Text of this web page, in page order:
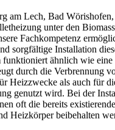
am Lech, Bad
unter den
Fachkompetenz
sorgfältige Installation
funktioniert ähnlich wie
durch die Verbrennung
Heizzwecke als auch für
genutzt wird. Bei der
oft die bereits
Heizkörper beibehalten